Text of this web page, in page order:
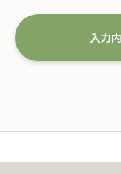
の会員募集に関する業務
内に関する業務
しての保険募集および案
入力